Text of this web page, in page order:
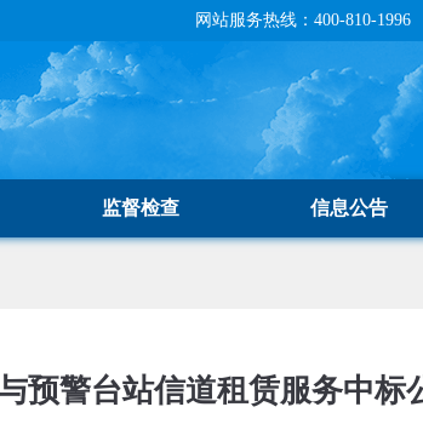
网站服务热线：400-810-
监督检查 信息公告
预警台站信道租赁服务中标